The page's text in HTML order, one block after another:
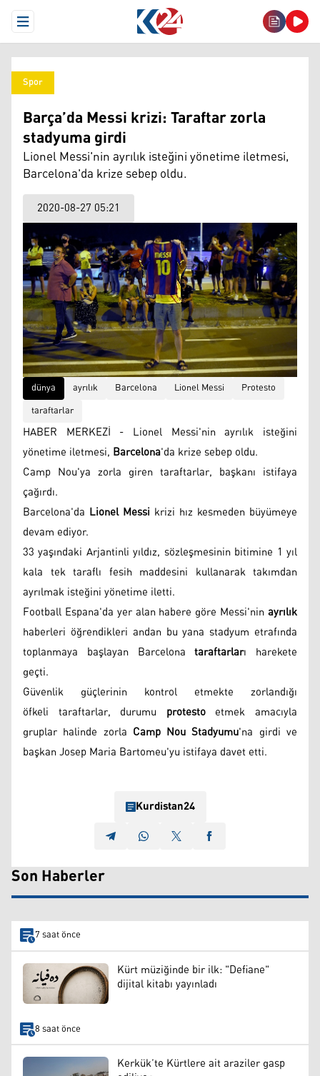
Open Menu
Spor
Barça’da Messi krizi: Taraftar zorla
stadyuma girdi
Lionel Messi'nin ayrılık isteğini yönetime iletmesi,
Barcelona'da krize sebep oldu.
2020-08-27 05:21
dünya ayrılık Barcelona Lionel Messi
Protesto
taraftarlar
HABER MERKEZİ - Lionel Messi'nin ayrılık isteğini
yönetime iletmesi, Barcelona'da krize sebep oldu.
Camp Nou'ya zorla giren taraftarlar, başkanı istifaya
çağırdı.
Barcelona'da Lionel Messi krizi hız kesmeden büyümeye
devam ediyor.
33 yaşındaki Arjantinli yıldız, sözleşmesinin bitimine 1 yıl
kala tek taraflı fesih maddesini kullanarak takımdan
ayrılmak isteğini yönetime iletti.
Football Espana'da yer alan habere göre Messi'ninayrılık
haberleri öğrendikleri andan bu yana stadyum etrafında
toplanmaya başlayan Barcelonataraftarları harekete
geçti.
Güvenlik güçlerinin kontrol etmekte zorlandığı
öfkeli taraftarlar, durumu protestoetmek amacıyla
gruplar halinde zorla Camp Nou Stadyumu'na girdi ve
başkan Josep Maria Bartomeu'yu istifaya davet etti.
Kurdistan24
Son Haberler
7 saat önce
Kürt müziğinde bir ilk: "Defiane"
dijital kitabı yayınladı
8 saat önce
Kerkük’te Kürtlere ait araziler gasp